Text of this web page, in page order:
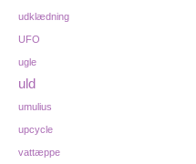
udklædning
UFO
ugle
uld
umulius
upcycle
vattæppe